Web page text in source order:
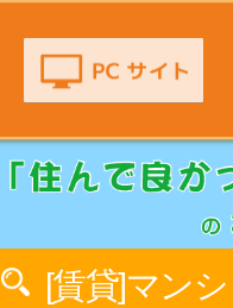
[賃貸]マン